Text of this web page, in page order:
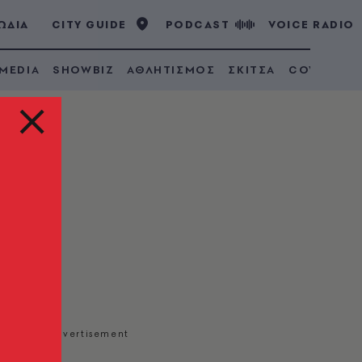
CITY GUIDE PODCAST VOICE RADIO
SHOWBIZ ΑΘΛΗΤΙΣΜΟΣ ΣΚΙΤΣΑ COVID 19